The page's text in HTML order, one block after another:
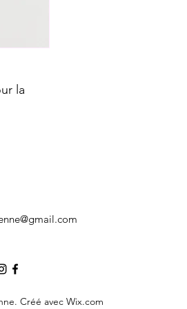
la
Créé avec Wix.com